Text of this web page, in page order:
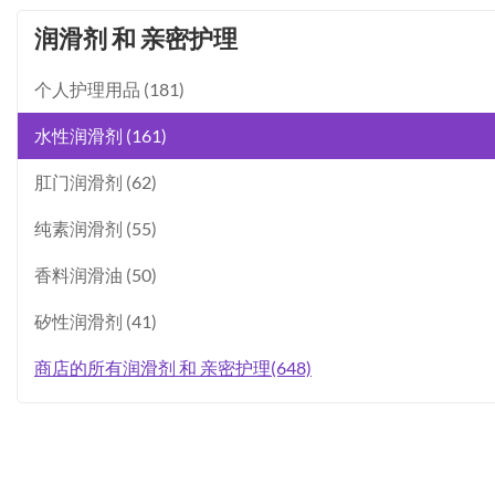
润滑剂 和 亲密护理
个人护理用品 (181)
水性润滑剂 (161)
肛门润滑剂 (62)
纯素润滑剂 (55)
香料润滑油 (50)
矽性润滑剂 (41)
商店的所有润滑剂 和 亲密护理(648)